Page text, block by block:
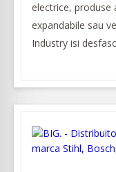
electrice, produse
expandabile sau
Industry isi